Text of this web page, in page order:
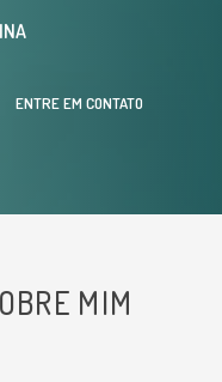
ENTRE EM CONTATO
MIM